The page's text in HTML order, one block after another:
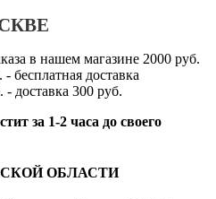
в нашем магазине 2000 руб.
бесплатная доставка
- доставка 300 руб.
за 1-2 часа до своего
ОБЛАСТИ